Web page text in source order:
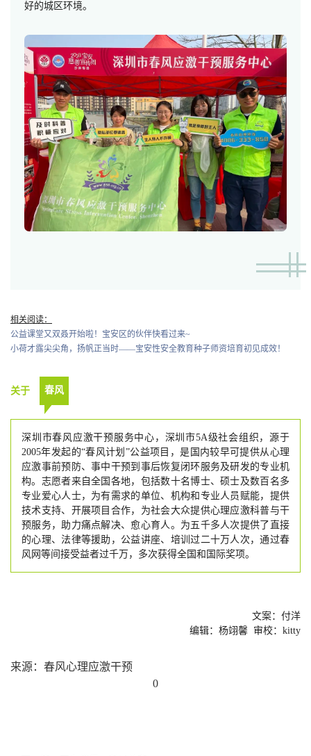
好的城区环境。
相关阅读：
公益课堂又双叒开始啦！宝安区的伙伴快看过来~
小荷才露尖尖角，扬帆正当时——宝安性安全教育种子师资培育初见成效！
关于 春风
深圳市春风应激干预服务中心，深圳市5A级社会组织，源于
2005年发起的“春风计划”公益项目，是国内较早可提供从心理
应激事前预防、事中干预到事后恢复闭环服务及研发的专业机
构。志愿者来自全国各地，包括数十名博士、硕士及数百名多
专业爱心人士，为有需求的单位、机构和专业人员赋能，提供
技术支持、开展项目合作，为社会大众提供心理应激科普与干
预服务，助力痛点解决、愈心育人。为五千多人次提供了直接
的心理、法律等援助，公益讲座、培训过二十万人次，通过春
风网等间接受益者过千万，多次获得全国和国际奖项。
文案：付洋
编辑： 杨翊馨 审校：kitty
来源：春风心理应激干预
0